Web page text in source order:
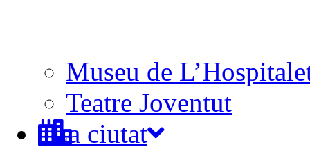
Museu de
Teatre Joventut
La ciutat